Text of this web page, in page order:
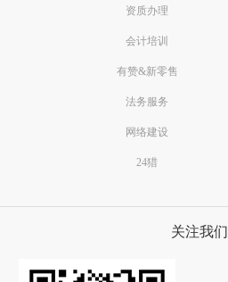
资质办理
会计培训
有赞&新零售
法务服务
网络建设
24猎
关注我们